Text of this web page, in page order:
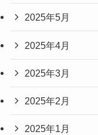
2025年5月
2025年4月
2025年3月
2025年2月
2025年1月